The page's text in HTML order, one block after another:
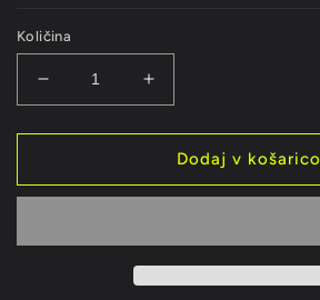
Količina
Pomanjšaš
količino
za
Varsity
Povečaj
količino
za
izdelek
Varsity
Dodaj v košarico